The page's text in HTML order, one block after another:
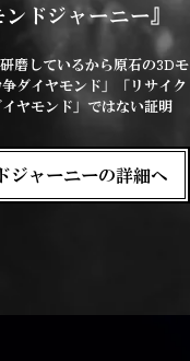
ドジャーニー』
磨しているから原石の3Dモ
ダイヤモンド」「リサイク
ヤモンド」ではない証明
ジャーニーの詳細へ